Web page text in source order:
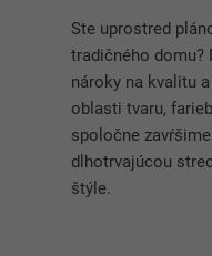
Ste uprostred
tradičného domu?
nároky na kvalitu
oblasti tvaru,
spoločne
dlhotrvajúcou
štýle.